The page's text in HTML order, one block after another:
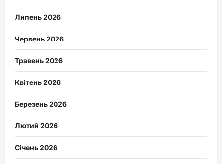
Липень 2026
Червень 2026
Травень 2026
Квітень 2026
Березень 2026
Лютий 2026
Січень 2026